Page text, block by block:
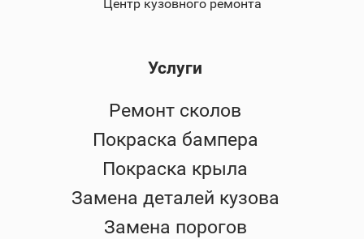
Центр кузовного ремонта
Услуги
Ремонт сколов
Покраска бампера
Покраска крыла
Замена деталей кузова
Замена порогов